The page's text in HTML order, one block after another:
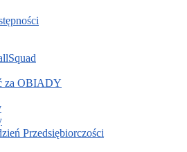
za OBIADY
Przedsiębiorczości